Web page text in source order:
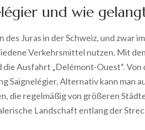
und wie
Juras in der Schweiz, und zwar
Verkehrsmittel nutzen. Mit
Ausfahrt „Delémont-Ouest“. Von
Saignelégier. Alternativ kann man
die regelmäßig von größeren
Landschaft entlang der